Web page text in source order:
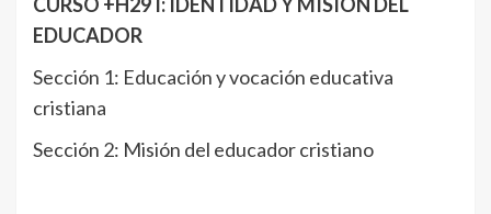
EDUCADOR
Sección 1: Educación y vocación educativa
cristiana
Sección 2: Misión del educador cristiano